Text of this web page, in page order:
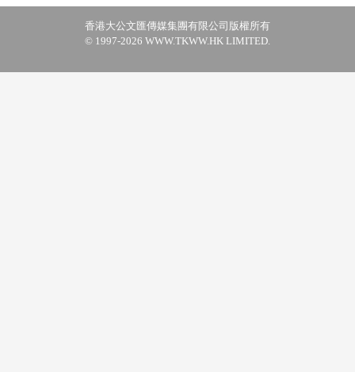
香港大公文匯傳媒集團有限公司版權所有
© 1997-2026 WWW.TKWW.HK LIMITED.